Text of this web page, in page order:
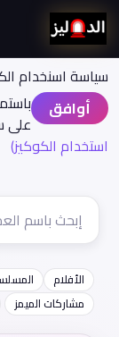
سياسة اسنخدام
أوافق
على
استخدام الكوكيز)
الأفلام
مشاركات الميمز